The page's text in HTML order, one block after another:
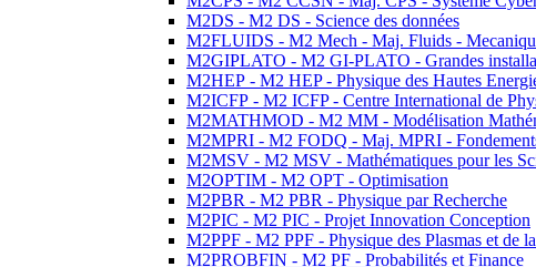
M2DS - M2 DS - Science des données
M2FLUIDS - M2 Mech - Maj. Fluids -
M2GIPLATO - M2 GI-PLATO - Grandes
M2HEP - M2 HEP - Physique des Hautes
M2ICFP - M2 ICFP - Centre International de
M2MATHMOD - M2 MM - Modélisation
M2MPRI - M2 FODQ - Maj. MPRI -
M2MSV - M2 MSV - Mathématiques pour les
M2OPTIM - M2 OPT - Optimisation
M2PBR - M2 PBR - Physique par Recherche
M2PIC - M2 PIC - Projet Innovation Conception
M2PPF - M2 PPF - Physique des Plasmas et de
M2PROBFIN - M2 PF - Probabilités et Finance